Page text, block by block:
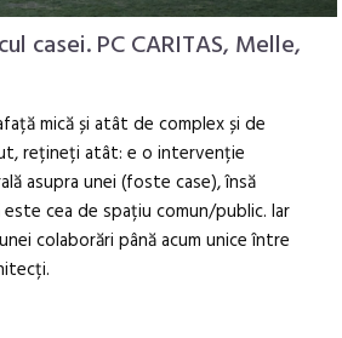
casei. PC CARITAS, Melle,
mică și atât de complex și de
rețineți atât: e o intervenție
asupra unei (foste case), însă
cea de spațiu comun/public. Iar
colaborări până acum unice între